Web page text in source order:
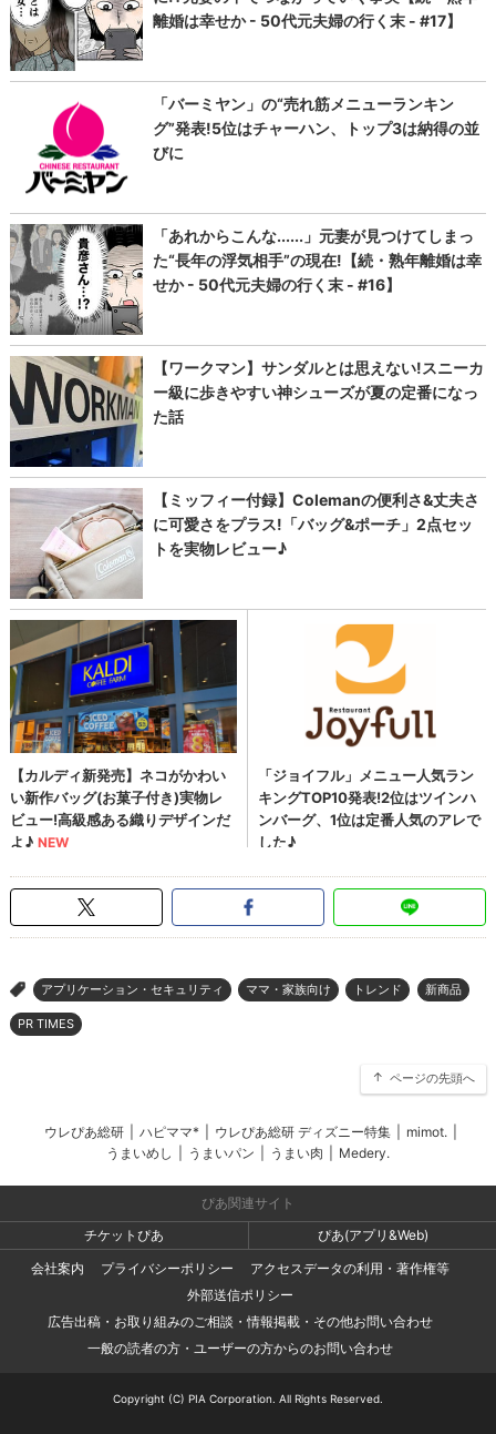
> アプリケーション・セキュリティ ママ・家族向け トレンド 新商品
PR TIMES
ページの先頭へ
ウレぴあ総研 ハピママ* ウレぴあ総研 ディズニー特集 mimot.
うまいめし
うまいパン うまい肉 Medery.
ぴあ関連サイト
チケットぴあ
ぴあ(アプリ&Web)
会社案内
プライバシーポリシー
アクセスデータの利用・著作権等
外部送信ポリシー
広告出稿・お取り組みのご相談・情報掲載・その他お問い合わせ
一般の読者の方・ユーザーの方からのお問い合わせ
Copyright (C) PIA Corporation. All Rights Reserved.